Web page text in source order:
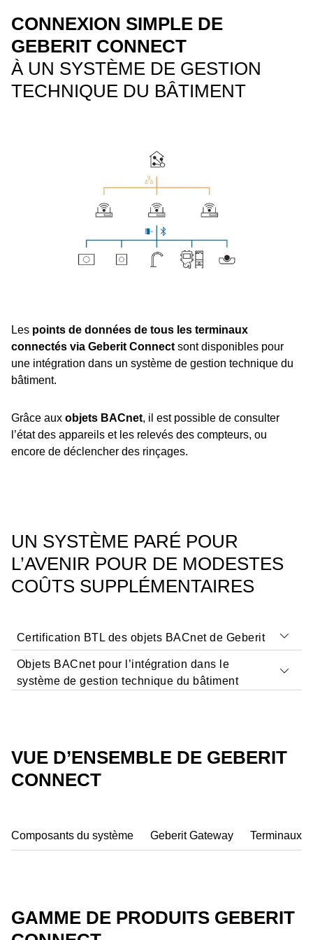
CONNEXION SIMPLE DE
GEBERIT CONNECT
À UN SYSTÈME DE GESTION
TECHNIQUE DU BÂTIMENT
Les points de données de tous les terminaux
connectés via Geberit Connect sont disponibles pour
une intégration dans un système de gestion technique du
bâtiment.
Grâce aux objets BACnet, il est possible de consulter
l’état des appareils et les relevés des compteurs, ou
encore de déclencher des rinçages.
UN SYSTÈME PARÉ POUR
L’AVENIR POUR DE MODESTES
COÛTS SUPPLÉMENTAIRES
Certification BTL des objets BACnet de Geberit
conformes au standard général. L’organisme évalue
Objets BACnet pour l’intégration dans le
système de gestion technique du bâtiment
nécessaire pour l’intégration dans un système de
gestion technique du bâtiment via BACnet/IP. Le fichier
VUE D’ENSEMBLE DE GEBERIT
CONNECT
Composants du système Geberit Gateway Terminaux
GAMME DE PRODUITS GEBERIT